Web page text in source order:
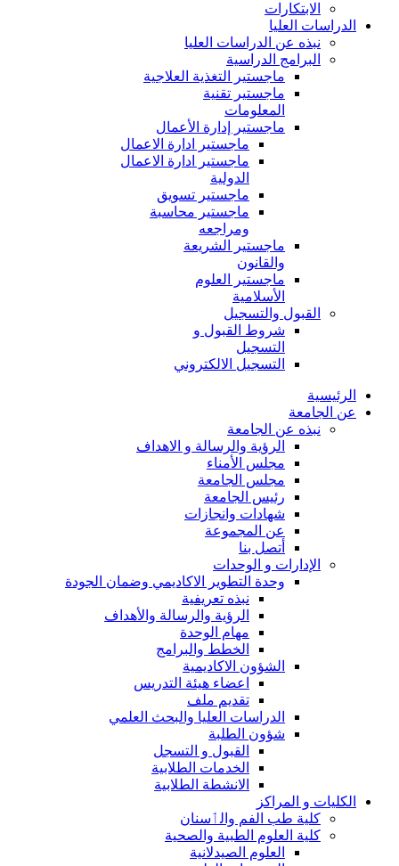
الابتكارات
الدراسات العليا
نبذه عن الدراسات العليا
البرامج الدراسية
ماجستير التغذية العلاجية
ماجستير تقنية
المعلومات
ماجستير إدارة الأعمال
ماجستير ادارة الاعمال
ماجستير ادارة الاعمال
الدولية
ماجستير تسويق
ماجستير محاسبة
ومراجعه
ماجستير الشريعة
والقانون
ماجستير العلوم
الأسلامية
القبول والتسجيل
شروط القبول و
التسجيل
التسجيل الالكتروني
الرئيسية
عن الجامعة
نبذه عن الجامعة
الرؤية والرسالة و الاهداف
مجلس الأمناء
مجلس الجامعة
رئيس الجامعة
شهادات وانجازات
عن المجموعة
أتصل بنا
الإدارات و الوحدات
وحدة التطوير الاكاديمي وضمان الجودة
نبذه تعريفية
الرؤية والرسالة والأهداف
مهام الوحدة
الخطط والبرامج
الشؤون الاكاديمية
اعضاء هيئة التدريس
تقديم ملف
الدراسات العليا والبحث العلمي
شؤون الطلبة
القبول و التسجل
الخدمات الطلابية
الانشطة الطلابية
الكليات و المراكز
كلية طب الفم والٲسنان
كلية العلوم الطبية والصحية
العلوم الصيدلانية